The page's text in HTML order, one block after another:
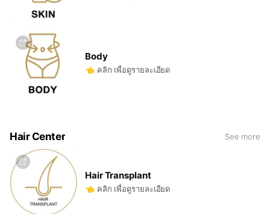
Body
👈 คลิก เพื่อดูรายละเอียด
Hair Center See more
Hair Transplant
👈 คลิก เพื่อดูรายละเอียด